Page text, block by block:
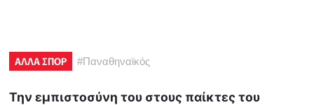
ΑΛΛΑ ΣΠΟΡ #Παναθηναϊκός
Την εμπιστοσύνη του στους παίκτες του